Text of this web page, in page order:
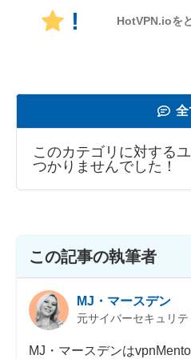
! HotVPN.ioを
全
速
カスタ
このカテゴリに対する
つかりませんでした！
この記事の執筆者
MJ・マースデン
元サイバーセキュリ
MJ・マースデンは